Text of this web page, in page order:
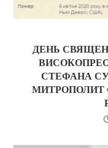
ДЕНЬ
СТЕФАНА
МИТРОПОЛИТ